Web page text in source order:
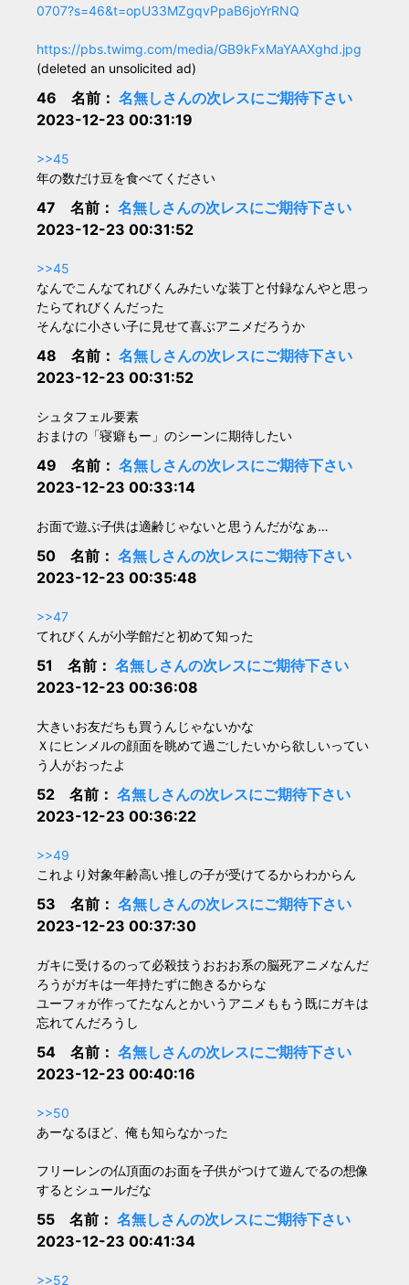
0707?s=46&t=opU33MZgqvPpaB6joYrRNQ
https://pbs.twimg.com/media/GB9kFxMaYAAXghd.jpg
(deleted an unsolicited ad)
46 名前： 名無しさんの次レスにご期待下さい
2023-12-23 00:31:19
>>45
年の数だけ豆を食べてください
47 名前： 名無しさんの次レスにご期待下さい
2023-12-23 00:31:52
>>45
なんでこんなてれびくんみたいな装丁と付録なんやと思っ
たらてれびくんだった
そんなに小さい子に見せて喜ぶアニメだろうか
48 名前： 名無しさんの次レスにご期待下さい
2023-12-23 00:31:52
シュタフェル要素
おまけの「寝癖もー」のシーンに期待したい
49 名前： 名無しさんの次レスにご期待下さい
2023-12-23 00:33:14
お面で遊ぶ子供は適齢じゃないと思うんだがなぁ…
50 名前： 名無しさんの次レスにご期待下さい
2023-12-23 00:35:48
>>47
てれびくんが小学館だと初めて知った
51 名前： 名無しさんの次レスにご期待下さい
2023-12-23 00:36:08
大きいお友だちも買うんじゃないかな
Ｘにヒンメルの顔面を眺めて過ごしたいから欲しいってい
う人がおったよ
52 名前： 名無しさんの次レスにご期待下さい
2023-12-23 00:36:22
>>49
これより対象年齢高い推しの子が受けてるからわからん
53 名前： 名無しさんの次レスにご期待下さい
2023-12-23 00:37:30
ガキに受けるのって必殺技うおおお系の脳死アニメなんだ
ろうがガキは一年持たずに飽きるからな
ユーフォが作ってたなんとかいうアニメももう既にガキは
忘れてんだろうし
54 名前： 名無しさんの次レスにご期待下さい
2023-12-23 00:40:16
>>50
あーなるほど、俺も知らなかった
フリーレンの仏頂面のお面を子供がつけて遊んでるの想像
するとシュールだな
55 名前： 名無しさんの次レスにご期待下さい
2023-12-23 00:41:34
>>52